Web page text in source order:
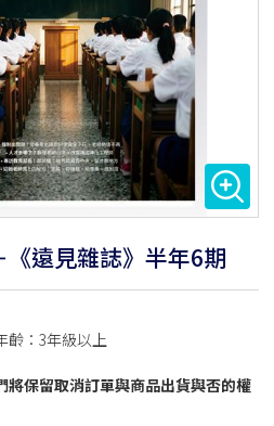
《遠見雜誌》半年6期
齡：3年級以上
保留取消訂單與商品出貨與否的權